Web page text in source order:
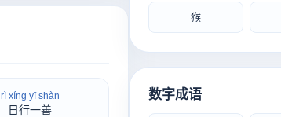
rì xíng yī shàn
日行一善
猴
数字成语